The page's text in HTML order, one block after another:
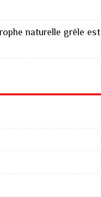
naturelle grêle est